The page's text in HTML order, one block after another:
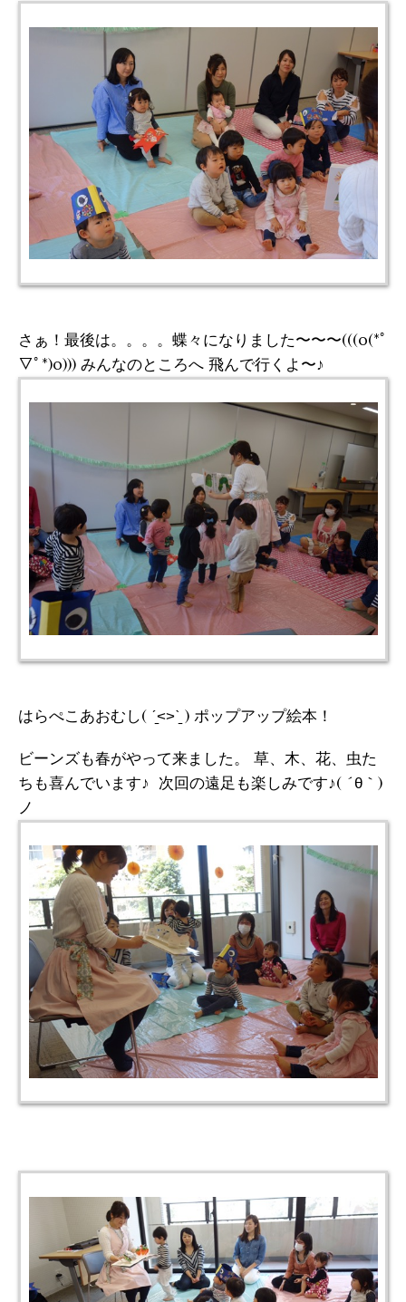
さぁ！最後は。。。。蝶々になりました〜〜〜(((o(*ﾟ
▽ﾟ*)o))) みんなのところへ 飛んで行くよ〜♪
はらぺこあおむし( ˊ̱˂˃ˋ̱ ) ポップアップ絵本！
ビーンズも春がやって来ました。 草、木、花、虫た
ちも喜んでいます♪ 次回の遠足も楽しみです♪( ´θ｀)
ノ